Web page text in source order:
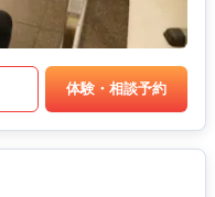
体験・相談予約